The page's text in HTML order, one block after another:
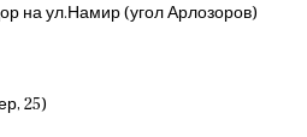
на ул.Намир (угол Арлозоров)
25)